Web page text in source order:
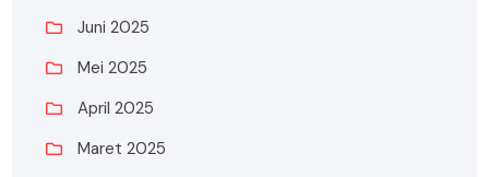
Juni 2025
Mei 2025
April 2025
Maret 2025